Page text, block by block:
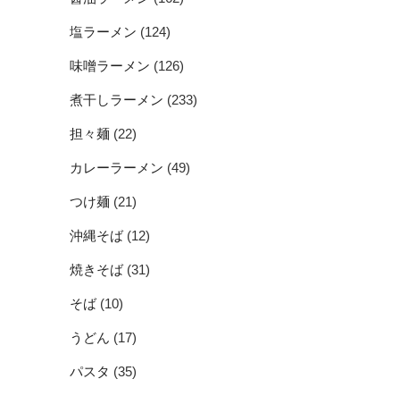
塩ラーメン (124)
味噌ラーメン (126)
煮干しラーメン (233)
担々麺 (22)
カレーラーメン (49)
つけ麺 (21)
沖縄そば(12)
焼きそば(31)
そば(10)
うどん (17)
パスタ (35)